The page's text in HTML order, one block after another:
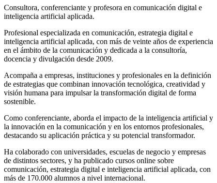
Consultora, conferenciante y profesora en comunicación digital e
inteligencia artificial aplicada.
Profesional especializada en comunicación, estrategia digital e
inteligencia artificial aplicada, con más de veinte años de experiencia
en el ámbito de la comunicación y dedicada a la consultoría,
docencia y divulgación desde 2009.
Acompaña a empresas, instituciones y profesionales en la definición
de estrategias que combinan innovación tecnológica, creatividad y
visión humana para impulsar la transformación digital de forma
sostenible.
Como conferenciante, aborda el impacto de la inteligencia artificial y
la innovación en la comunicación y en los entornos profesionales,
destacando su aplicación práctica y su potencial transformador.
Ha colaborado con universidades, escuelas de negocio y empresas
de distintos sectores, y ha publicado cursos online sobre
comunicación, estrategia digital e inteligencia artificial aplicada, con
más de 170.000 alumnos a nivel internacional.